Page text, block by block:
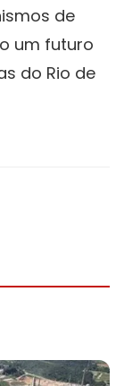
de
um futuro
do Rio de